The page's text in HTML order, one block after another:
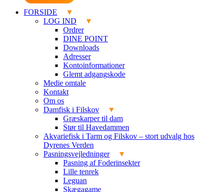
FORSIDE
LOG IND
Ordrer
DINE POINT
Downloads
Adresser
Kontoinformationer
Glemt adgangskode
Medie omtale
Kontakt
Om os
Damfisk i Filskov
Græskarper til dam
Stør til Havedammen
Akvariefisk i Tarm og Filskov – stort udvalg hos
Dyrenes Verden
Pasningsvejledninger
Pasning af Foderinsekter
Lille tenrek
Leguan
Skægagame